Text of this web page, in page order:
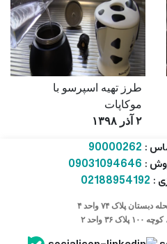
4,292
طرز تهیه اسپرسو با
موکاپات
۲ آذر ۱۳۹۸
:
90000262
:
09031094646
:
02188954192
پلاک ۷۴ واحد ۴
واحد ۲